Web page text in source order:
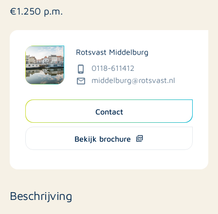
€1.250 p.m.
Rotsvast Middelburg
0118-611412
middelburg@rotsvast.nl
Contact
Bekijk brochure
Beschrijving